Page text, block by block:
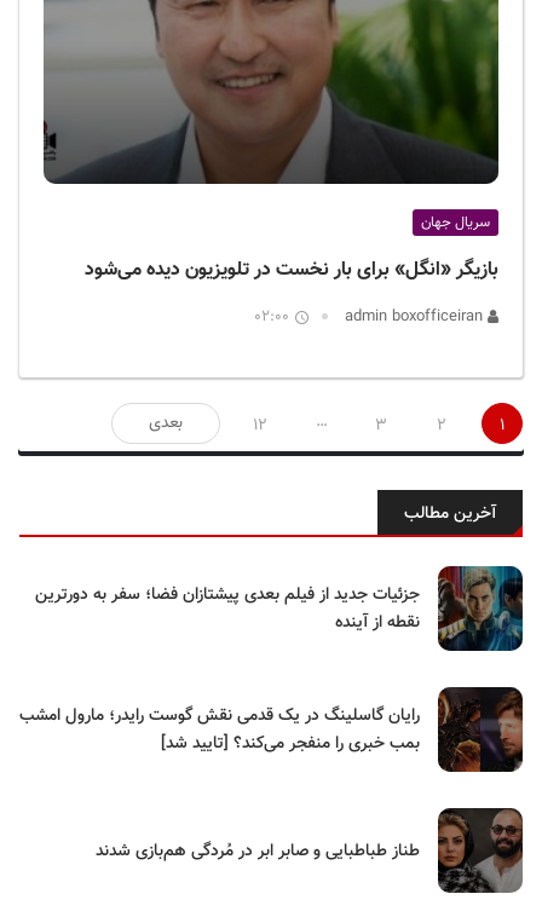
سریال جهان
بازیگر «انگل» برای بار نخست در تلویزیون دیده می‌شود
02:00
صفحه‌بندی
نوشته‌ها
1
2
3
…
12 بعدی
آخرین مطالب
جزئیات جدید از فیلم بعدی پیشتازان فضا؛ سفر به دورترین
نقطه از آینده
رایان گاسلینگ در یک قدمی نقش گوست رایدر؛ مارول امشب
بمب خبری را منفجر می‌کند؟ [تایید شد]
طناز طباطبایی و صابر ابر در مُردگی هم‌بازی شدند